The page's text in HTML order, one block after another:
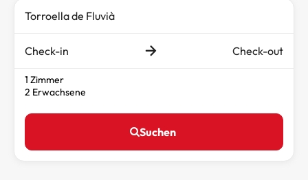
Check-in Check-out
1 Zimmer
2 Erwachsene
Suchen